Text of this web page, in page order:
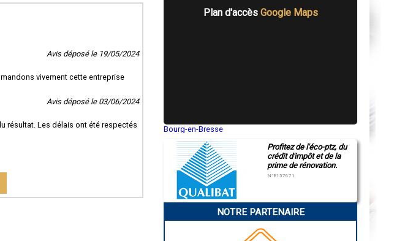
Avis déposé le 19/05/2024
vivement cette entreprise
Avis déposé le 03/06/2024
résultat. Les délais ont été respectés
Plan d'accès Google Maps
Bourg-en-Bresse
Montluçon
Manosque
Gap
Charleville-Mézières
Pamiers
Narbonne
Profitez de l'éco-ptz, du
crédit d'impôt et de la
prime de rénovation.
N°E157671
NOTRE PARTENAIRE